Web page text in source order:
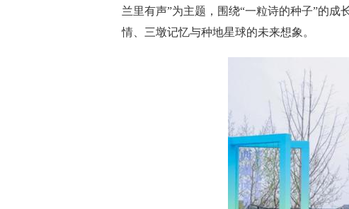
兰里有声”为主题，围绕“一粒诗的种子”的成
情、三墩记忆与种地星球的未来想象。